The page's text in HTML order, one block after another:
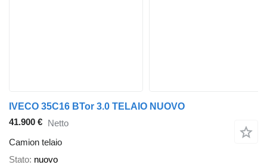
IVECO 35C16 BTor 3.0 TELAIO NUOVO
41.900 € Netto
Camion telaio
Stato nuovo